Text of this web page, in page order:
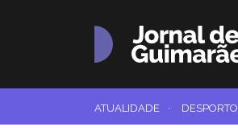
ATUALIDADE · DESPORTO